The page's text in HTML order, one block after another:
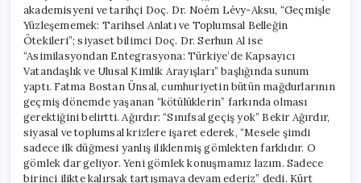
akademisyeni ve tarihçi Doç. Dr. Noém Lévy-Aksu, “Geçmişle
Yüzleşememek: Tarihsel Anlatı ve Toplumsal Belleğin
Ötekileri”; siyaset bilimci Doç. Dr. Serhun Al ise
“Asimilasyondan Entegrasyona: Türkiye’de Kapsayıcı
Vatandaşlık ve Ulusal Kimlik Arayışları” başlığında sunum
yaptı. Fatma Bostan Ünsal, cumhuriyetin bütün mağdurlarının
geçmiş dönemde yaşanan “kötülüklerin” farkında olması
gerektiğini belirtti. Ağırdır: “Sınıfsal geçiş yok” Bekir Ağırdır,
siyasal ve toplumsal krizlere işaret ederek, “Mesele şimdi
sadece ilk düğmesi yanlış iliklenmiş gömlekten farklıdır. O
gömlek dar geliyor. Yeni gömlek konuşmamız lazım. Sadece
birinci ilikte kalırsak tartışmaya devam ederiz” dedi. Kürt